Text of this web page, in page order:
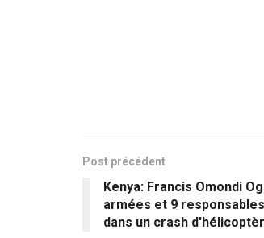
Post précédent
Kenya: Francis Omondi
armées et 9
dans un crash